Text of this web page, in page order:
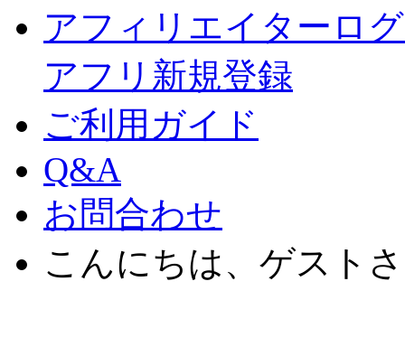
アフィリエイターロ
アフリ新規登録
ご利用ガイド
Q&A
お問合わせ
こんにちは、ゲスト